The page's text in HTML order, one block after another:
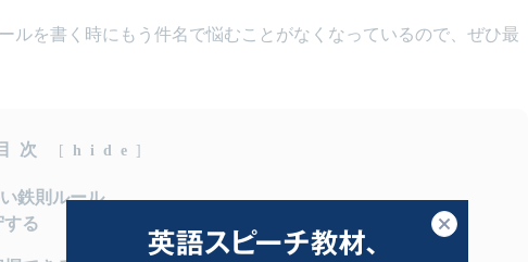
ルを書く時にもう件名で悩むことがなくなっているので、ぜひ最
次 [ hide ]
鉄則ルール
る 閉じる